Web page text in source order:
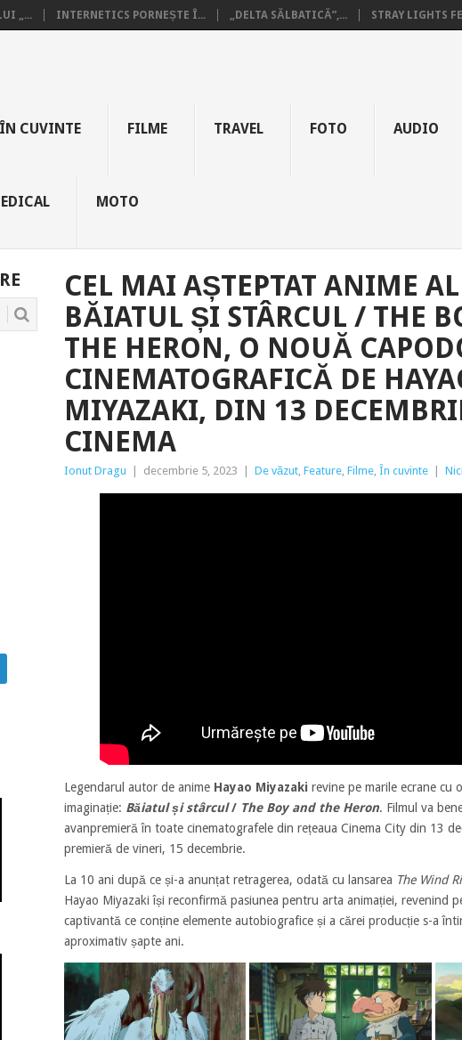
„... INTERNETICS PORNEȘTE Î... „DELTA SĂLBATICĂ”,... STRAY LIGHTS
ÎN CUVINTE FILME TRAVEL FOTO AUDIO
MOTO
CEL MAI AȘTEPTAT ANIME
BĂIATUL ȘI STÂRCUL / THE
THE HERON, O NOUĂ
CINEMATOGRAFICĂ DE
MIYAZAKI, DIN 13
CINEMA
Ionut Dragu decembrie 5, 2023 De văzut, Feature, Filme, În cuvinte
Legendarul autor de anime Hayao Miyazaki revine pe marile ecrane cu
imaginație: Băiatul și stârcul/ The Boy and the Heron. Filmul va
avanpremieră în toate cinematografele din rețeaua Cinema City din 13
premieră de vineri, 15 decembrie.
La 10 ani după ce și-a anunțat retragerea, odată cu lansarea The Wind
Hayao Miyazaki își reconfirmă pasiunea pentru arta animației, revenind
captivantă ce conține elemente autobiografice și a cărei producție s-a
aproximativ șapte ani.